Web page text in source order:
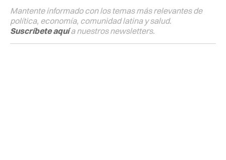
Mantente informado con los temas más relevantes de
política, economía, comunidad latina y salud.
Suscríbete aquía nuestros newsletters.